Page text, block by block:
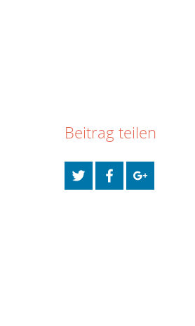
Beitrag teilen